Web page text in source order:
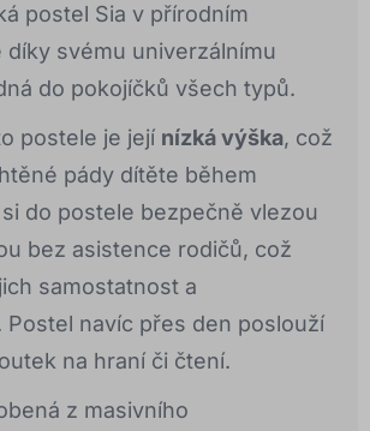
postel Sia v přírodním
díky svému univerzálnímu
do pokojíčků všech typů.
postele je její nízká výška, což
pády dítěte během
do postele bezpečně vlezou
bez asistence rodičů, což
samostatnost a
Postel navíc přes den poslouží
na hraní či čtení.
z masivního